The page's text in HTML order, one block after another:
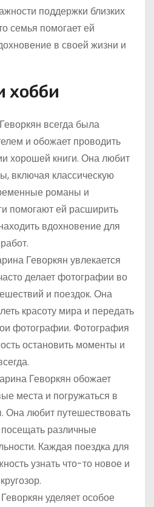
поддержки близких
семья помогает ей
в своей жизни и
хобби
всегда была
и обожает проводить
хорошей книги. Она любит
включая классическую
романы и
помогают ей расширить
вдохновение для
Геворкян увлекается
делает фотографии во
и поездок. Она
красоту мира и передать
фотографии. Фотография
остановить моменты и
Геворкян обожает
места и погружаться в
Она любит путешествовать
различные
Каждая поездка для
узнать что-то новое и
уделяет особое